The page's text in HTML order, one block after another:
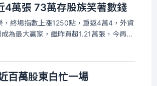
4萬張 73萬存股族笑著數錢
終場指數上漲1250點，重返4萬4，外資
為最大贏家，繼昨買超1.21萬張，今再敲
收31.6元，成交量放大到6.54萬張。
百萬股東白忙一場